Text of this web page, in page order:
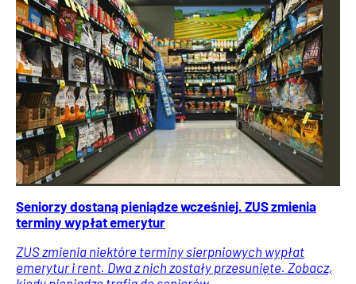
Seniorzy dostaną pieniądze wcześniej. ZUS zmienia
terminy wypłat emerytur
ZUS zmienia niektóre terminy sierpniowych wypłat
emerytur i rent. Dwa z nich zostały przesunięte. Zobacz,